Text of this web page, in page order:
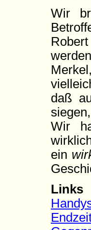
Wir
daß
Wir
ein
Links